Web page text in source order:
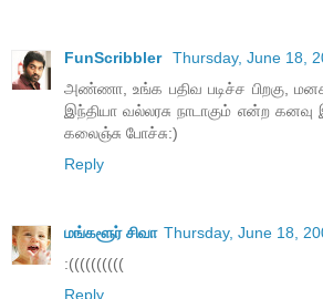
FunScribbler Thursday, June 18,
அண்ணா, உங்க பதிவ படிச்ச பிறகு,
இந்தியா வல்லரசு நாடாகும் என்ற கனவு
கலைஞ்சு போச்சு:)
Reply
மங்களூர் சிவா Thursday, June 18,
:((((((((((
Reply